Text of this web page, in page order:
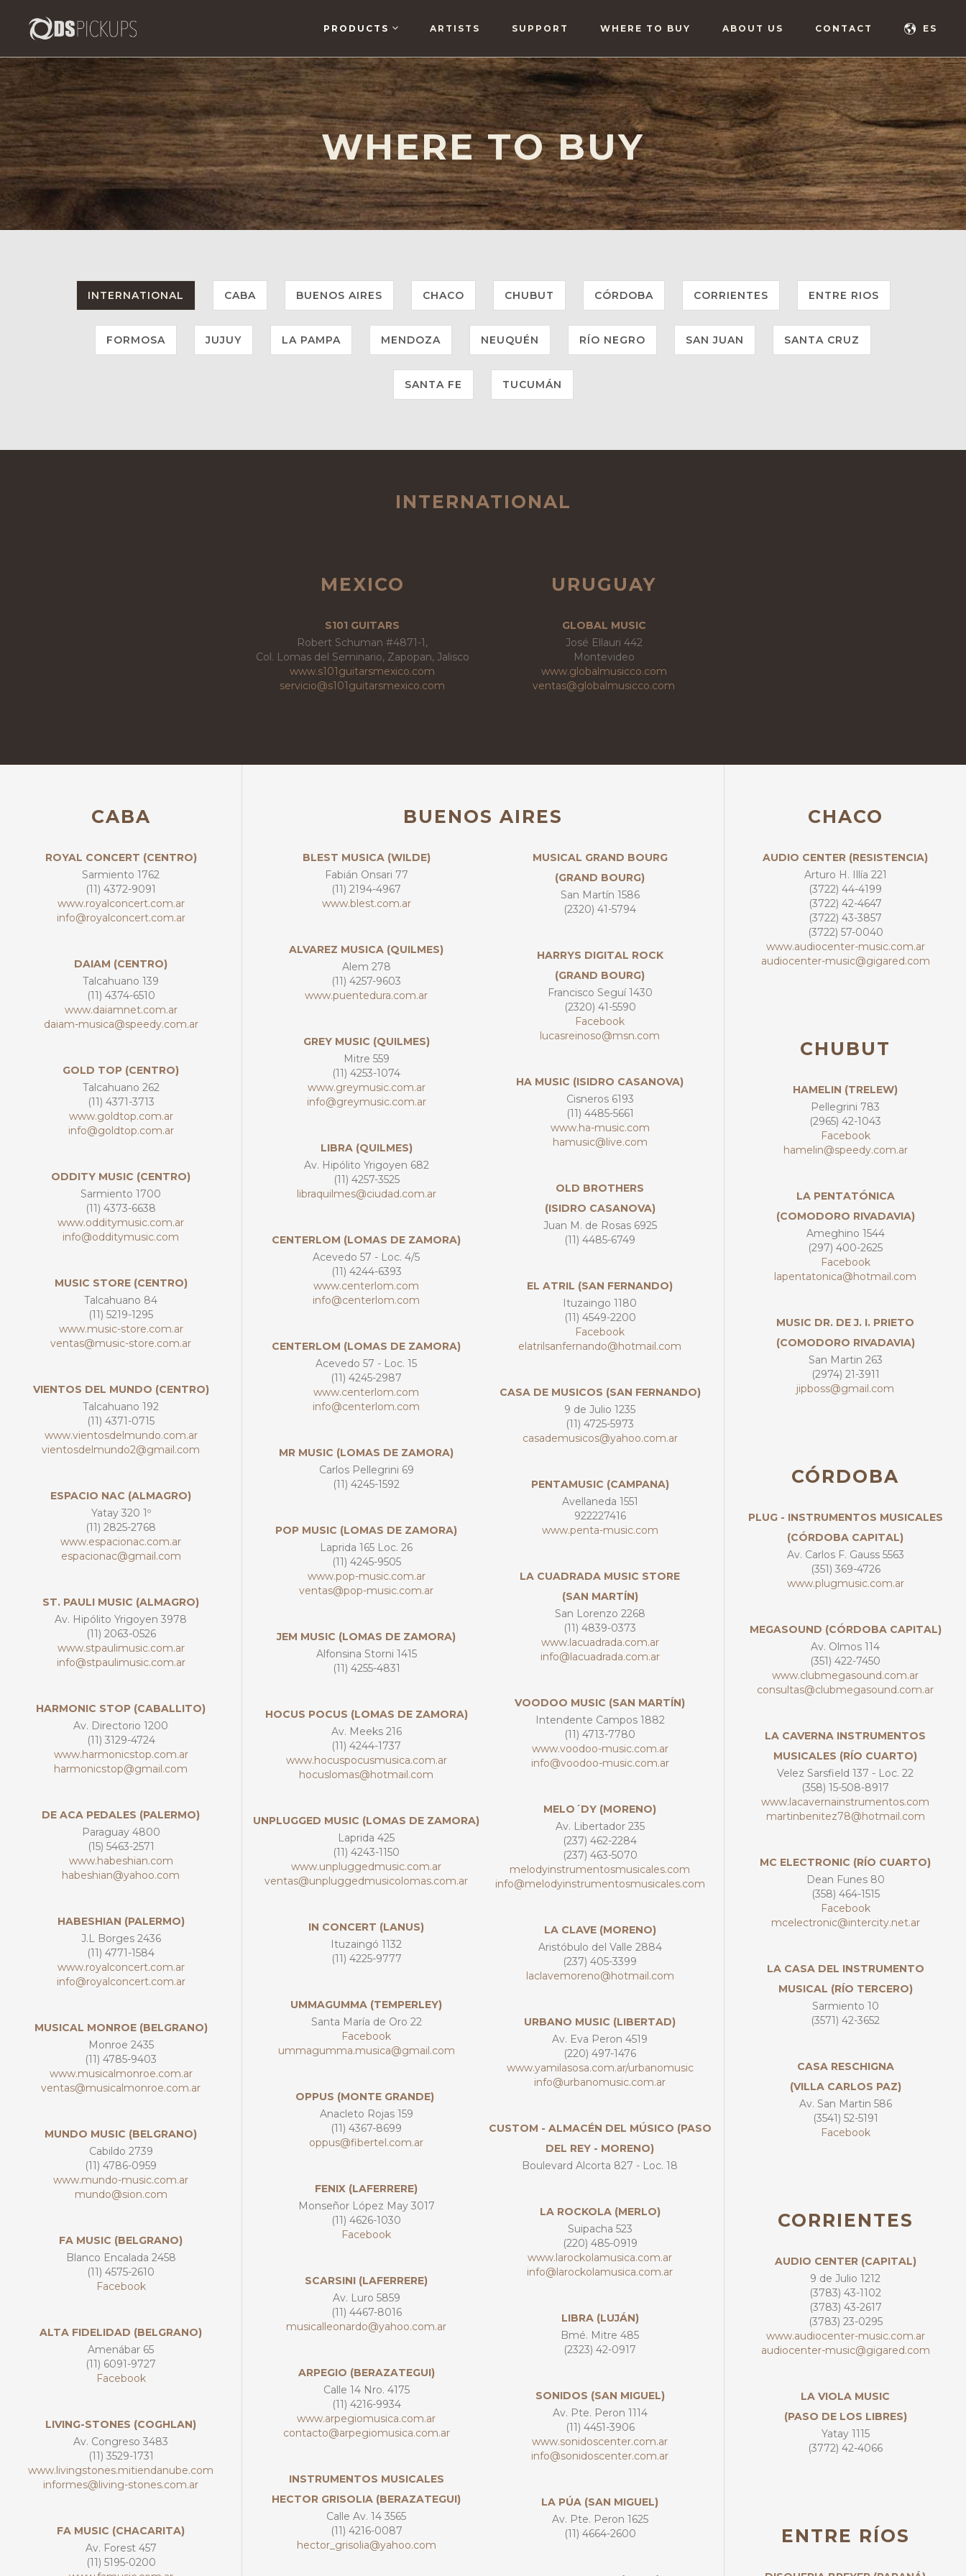
PRODUCTS ARTISTS SUPPORT WHERE TO BUY ABOUT US CONTACT ES
WHERE TO BUY
INTERNATIONAL CABA BUENOS AIRES CHACO CHUBUT CÓRDOBA CORRIENTES ENTRE RIOS
FORMOSA JUJUY LA PAMPA MENDOZA NEUQUÉN RÍO NEGRO SAN JUAN SANTA CRUZ
SANTA FE TUCUMÁN
INTERNATIONAL
MEXICO
S101 GUITARS
Robert Schuman #4871-1,
Col. Lomas del Seminario, Zapopan, Jalisco
www.s101guitarsmexico.com
servicio@s101guitarsmexico.com
URUGUAY
GLOBAL MUSIC
José Ellauri 442
Montevideo
www.globalmusicco.com
ventas@globalmusicco.com
CABA
ROYAL CONCERT (CENTRO)
Sarmiento 1762
(11) 4372-9091
www.royalconcert.com.ar
info@royalconcert.com.ar
DAIAM (CENTRO)
Talcahuano 139
(11) 4374-6510
www.daiamnet.com.ar
daiam-musica@speedy.com.ar
GOLD TOP (CENTRO)
Talcahuano 262
(11) 4371-3713
www.goldtop.com.ar
info@goldtop.com.ar
ODDITY MUSIC (CENTRO)
Sarmiento 1700
(11) 4373-6638
www.odditymusic.com.ar
info@odditymusic.com
MUSIC STORE (CENTRO)
Talcahuano 84
(11) 5219-1295
www.music-store.com.ar
ventas@music-store.com.ar
VIENTOS DEL MUNDO (CENTRO)
Talcahuano 192
(11) 4371-0715
www.vientosdelmundo.com.ar
vientosdelmundo2@gmail.com
ESPACIO NAC (ALMAGRO)
Yatay 320 1º
(11) 2825-2768
www.espacionac.com.ar
espacionac@gmail.com
ST. PAULI MUSIC (ALMAGRO)
Av. Hipólito Yrigoyen 3978
(11) 2063-0526
www.stpaulimusic.com.ar
info@stpaulimusic.com.ar
HARMONIC STOP (CABALLITO)
Av. Directorio 1200
(11) 3129-4724
www.harmonicstop.com.ar
harmonicstop@gmail.com
DE ACA PEDALES (PALERMO)
Paraguay 4800
(15) 5463-2571
www.habeshian.com
habeshian@yahoo.com
HABESHIAN (PALERMO)
J.L Borges 2436
(11) 4771-1584
www.royalconcert.com.ar
info@royalconcert.com.ar
MUSICAL MONROE (BELGRANO)
Monroe 2435
(11) 4785-9403
www.musicalmonroe.com.ar
ventas@musicalmonroe.com.ar
MUNDO MUSIC (BELGRANO)
Cabildo 2739
(11) 4786-0959
www.mundo-music.com.ar
mundo@sion.com
FA MUSIC (BELGRANO)
Blanco Encalada 2458
(11) 4575-2610
Facebook
ALTA FIDELIDAD (BELGRANO)
Amenábar 65
(11) 6091-9727
Facebook
LIVING-STONES (COGHLAN)
Av. Congreso 3483
(11) 3529-1731
www.livingstones.mitiendanube.com
informes@living-stones.com.ar
FA MUSIC (CHACARITA)
Av. Forest 457
(11) 5195-0200
BUENOS AIRES
BLEST MUSICA (WILDE)
Fabián Onsari 77
(11) 2194-4967
www.blest.com.ar
ALVAREZ MUSICA (QUILMES)
Alem 278
(11) 4257-9603
www.puentedura.com.ar
GREY MUSIC (QUILMES)
Mitre 559
(11) 4253-1074
www.greymusic.com.ar
info@greymusic.com.ar
LIBRA (QUILMES)
Av. Hipólito Yrigoyen 682
(11) 4257-3525
libraquilmes@ciudad.com.ar
CENTERLOM (LOMAS DE ZAMORA)
Acevedo 57 - Loc. 4/5
(11) 4244-6393
www.centerlom.com
info@centerlom.com
CENTERLOM (LOMAS DE ZAMORA)
Acevedo 57 - Loc. 15
(11) 4245-2987
www.centerlom.com
info@centerlom.com
MR MUSIC (LOMAS DE ZAMORA)
Carlos Pellegrini 69
(11) 4245-1592
POP MUSIC (LOMAS DE ZAMORA)
Laprida 165 Loc. 26
(11) 4245-9505
www.pop-music.com.ar
ventas@pop-music.com.ar
JEM MUSIC (LOMAS DE ZAMORA)
Alfonsina Storni 1415
(11) 4255-4831
HOCUS POCUS (LOMAS DE ZAMORA)
Av. Meeks 216
(11) 4244-1737
www.hocuspocusmusica.com.ar
hocuslomas@hotmail.com
UNPLUGGED MUSIC (LOMAS DE ZAMORA)
Laprida 425
(11) 4243-1150
www.unpluggedmusic.com.ar
ventas@unpluggedmusicolomas.com.ar
IN CONCERT (LANUS)
Ituzaingó 1132
(11) 4225-9777
UMMAGUMMA (TEMPERLEY)
Santa María de Oro 22
Facebook
ummagumma.musica@gmail.com
OPPUS (MONTE GRANDE)
Anacleto Rojas 159
(11) 4367-8699
oppus@fibertel.com.ar
FENIX (LAFERRERE)
Monseñor López May 3017
(11) 4626-1030
Facebook
SCARSINI (LAFERRERE)
Av. Luro 5859
(11) 4467-8016
musicalleonardo@yahoo.com.ar
ARPEGIO (BERAZATEGUI)
Calle 14 Nro. 4175
(11) 4216-9934
www.arpegiomusica.com.ar
contacto@arpegiomusica.com.ar
INSTRUMENTOS MUSICALES
HECTOR GRISOLIA (BERAZATEGUI)
Calle Av. 14 3565
(11) 4216-0087
hector_grisolia@yahoo.com
MUSICAL GRAND BOURG
(GRAND BOURG)
San Martín 1586
(2320) 41-5794
HARRYS DIGITAL ROCK
(GRAND BOURG)
Francisco Seguí 1430
(2320) 41-5590
Facebook
lucasreinoso@msn.com
HA MUSIC (ISIDRO CASANOVA)
Cisneros 6193
(11) 4485-5661
www.ha-music.com
hamusic@live.com
OLD BROTHERS
(ISIDRO CASANOVA)
Juan M. de Rosas 6925
(11) 4485-6749
EL ATRIL (SAN FERNANDO)
Ituzaingo 1180
(11) 4549-2200
Facebook
elatrilsanfernando@hotmail.com
CASA DE MUSICOS (SAN FERNANDO)
9 de Julio 1235
(11) 4725-5973
casademusicos@yahoo.com.ar
PENTAMUSIC (CAMPANA)
Avellaneda 1551
922227416
www.penta-music.com
LA CUADRADA MUSIC STORE
(SAN MARTÍN)
San Lorenzo 2268
(11) 4839-0373
www.lacuadrada.com.ar
info@lacuadrada.com.ar
VOODOO MUSIC (SAN MARTÍN)
Intendente Campos 1882
(11) 4713-7780
www.voodoo-music.com.ar
info@voodoo-music.com.ar
MELO´DY (MORENO)
Av. Libertador 235
(237) 462-2284
(237) 463-5070
melodyinstrumentosmusicales.com
info@melodyinstrumentosmusicales.com
LA CLAVE (MORENO)
Aristóbulo del Valle 2884
(237) 405-3399
laclavemoreno@hotmail.com
URBANO MUSIC (LIBERTAD)
Av. Eva Peron 4519
(220) 497-1476
www.yamilasosa.com.ar/urbanomusic
info@urbanomusic.com.ar
CUSTOM - ALMACÉN DEL MÚSICO (PASO
DEL REY - MORENO)
Boulevard Alcorta 827 - Loc. 18
LA ROCKOLA (MERLO)
Suipacha 523
(220) 485-0919
www.larockolamusica.com.ar
info@larockolamusica.com.ar
LIBRA (LUJÁN)
Bmé. Mitre 485
(2323) 42-0917
SONIDOS (SAN MIGUEL)
Av. Pte. Peron 1114
(11) 4451-3906
www.sonidoscenter.com.ar
info@sonidoscenter.com.ar
LA PÚA (SAN MIGUEL)
Av. Pte. Peron 1625
(11) 4664-2600
CHACO
AUDIO CENTER (RESISTENCIA)
Arturo H. Illía 221
(3722) 44-4199
(3722) 42-4647
(3722) 43-3857
(3722) 57-0040
www.audiocenter-music.com.ar
audiocenter-music@gigared.com
CHUBUT
HAMELIN (TRELEW)
Pellegrini 783
(2965) 42-1043
Facebook
hamelin@speedy.com.ar
LA PENTATÓNICA
(COMODORO RIVADAVIA)
Ameghino 1544
(297) 400-2625
Facebook
lapentatonica@hotmail.com
MUSIC DR. DE J. I. PRIETO
(COMODORO RIVADAVIA)
San Martin 263
(2974) 21-3911
jipboss@gmail.com
CÓRDOBA
PLUG - INSTRUMENTOS MUSICALES
(CÓRDOBA CAPITAL)
Av. Carlos F. Gauss 5563
(351) 369-4726
www.plugmusic.com.ar
MEGASOUND (CÓRDOBA CAPITAL)
Av. Olmos 114
(351) 422-7450
www.clubmegasound.com.ar
consultas@clubmegasound.com.ar
LA CAVERNA INSTRUMENTOS
MUSICALES (RÍO CUARTO)
Velez Sarsfield 137 - Loc. 22
(358) 15-508-8917
www.lacavernainstrumentos.com
martinbenitez78@hotmail.com
MC ELECTRONIC (RÍO CUARTO)
Dean Funes 80
(358) 464-1515
Facebook
mcelectronic@intercity.net.ar
LA CASA DEL INSTRUMENTO
MUSICAL (RÍO TERCERO)
Sarmiento 10
(3571) 42-3652
CASA RESCHIGNA
(VILLA CARLOS PAZ)
Av. San Martin 586
(3541) 52-5191
Facebook
CORRIENTES
AUDIO CENTER (CAPITAL)
9 de Julio 1212
(3783) 43-1102
(3783) 43-2617
(3783) 23-0295
www.audiocenter-music.com.ar
audiocenter-music@gigared.com
LA VIOLA MUSIC
(PASO DE LOS LIBRES)
Yatay 1115
(3772) 42-4066
ENTRE RÍOS